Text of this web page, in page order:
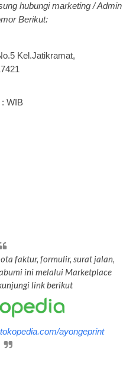
hubungi marketing / Admin
Berikut:
Kel.Jatikramat,
: WIB
faktur, formulir, surat jalan,
ini melalui Marketplace
link berikut
ayongeprint